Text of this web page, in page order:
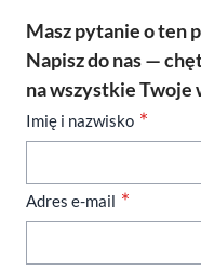
Masz pytanie o ten
Napisz do nas —
na wszystkie Twoje
Imię i nazwisko
Adres e-mail